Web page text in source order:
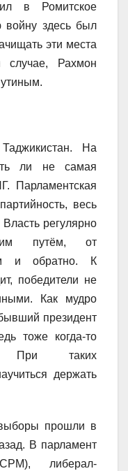
в Ромитское
здесь был
эти места
Рахмон
На
ли не самая
Парламентская
весь
регулярно
путём, от
и обратно. К
победители не
Как мудро
президент
тоже когда-то
При таких
держать
прошли в
В парламент
либерал-